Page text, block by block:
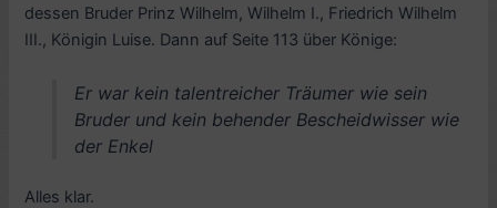
dessen Bruder Prinz Wilhelm, Wilhelm I., Friedrich Wilhelm
III., Königin Luise. Dann auf Seite 113 über Könige:
Er war kein talentreicher Träumer wie sein
Bruder und kein behender Bescheidwisser wie
der Enkel
Alles klar.